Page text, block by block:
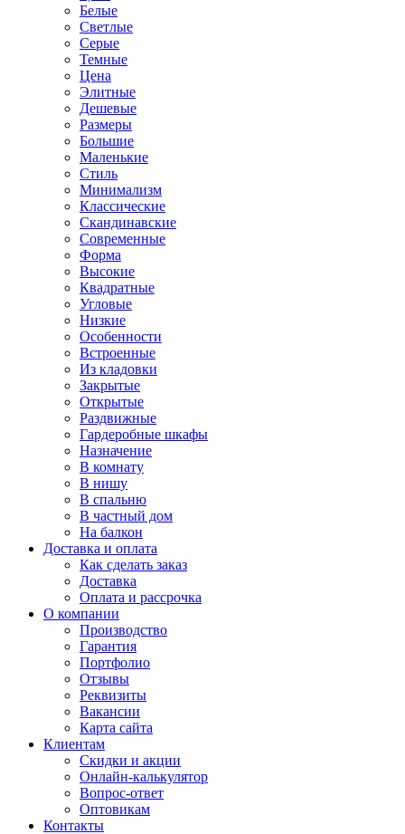
Белые
Светлые
Серые
Темные
Цена
Элитные
Дешевые
Размеры
Большие
Маленькие
Стиль
Минимализм
Классические
Скандинавские
Современные
Форма
Высокие
Квадратные
Угловые
Низкие
Особенности
Встроенные
Из кладовки
Закрытые
Открытые
Раздвижные
Гардеробные шкафы
Назначение
В комнату
В нишу
В спальню
В частный дом
На балкон
Доставка и оплата
Как сделать заказ
Доставка
Оплата и рассрочка
О компании
Производство
Гарантия
Портфолио
Отзывы
Реквизиты
Вакансии
Карта сайта
Клиентам
Скидки и акции
Онлайн-калькулятор
Вопрос-ответ
Оптовикам
Контакты